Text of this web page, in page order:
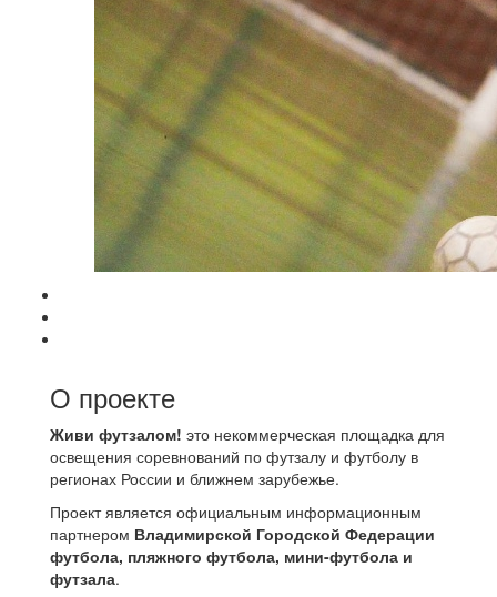
О проекте
Живи футзалом! это некоммерческая площадка для
освещения соревнований по футзалу и футболу в
регионах России и ближнем зарубежье.
Проект является официальным информационным
партнером Владимирской Городской Федерации
футбола, пляжного футбола, мини-футбола и
футзала.